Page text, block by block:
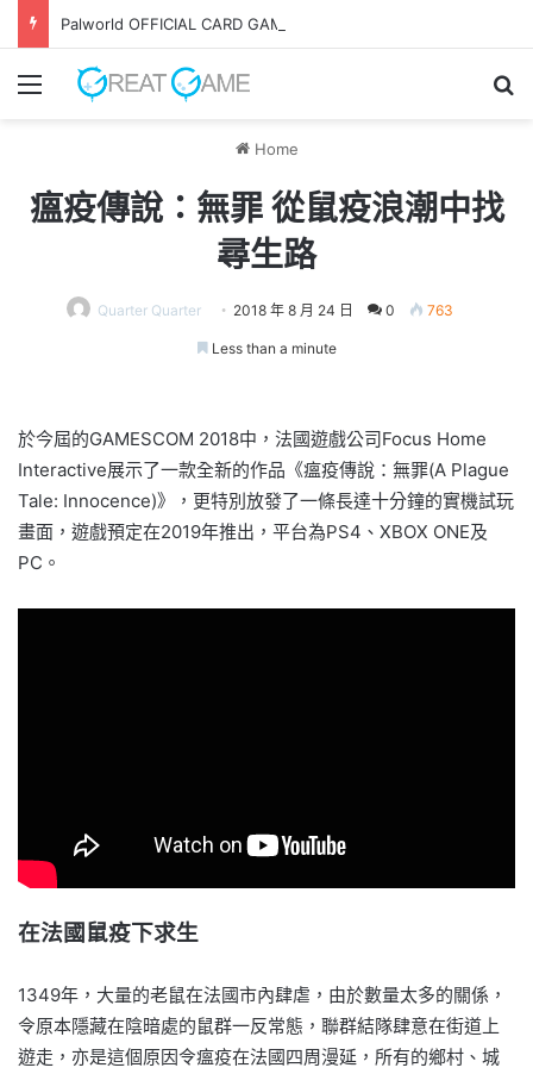
Palworld OFFICIAL CARD GAME 擴充包第 1 彈發售
Menu
Home
瘟疫傳說：無罪 從鼠疫浪潮中找
尋生路
Quarter Quarter 2018 年 8 月 24 日 0 763
Less than a minute
於今屆的GAMESCOM 2018中，法國遊戲公司Focus Home
Interactive展示了一款全新的作品《瘟疫傳說：無罪(A Plague
Tale: Innocence)》，更特別放發了一條長達十分鐘的實機試玩
畫面，遊戲預定在2019年推出，平台為PS4、XBOX ONE及
PC。
在法國鼠疫下求生
1349年，大量的老鼠在法國市內肆虐，由於數量太多的關係，
令原本隱藏在陰暗處的鼠群一反常態，聯群結隊肆意在街道上
遊走，亦是這個原因令瘟疫在法國四周漫延，所有的鄉村、城